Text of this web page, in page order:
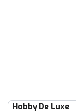
Hobby De Luxe